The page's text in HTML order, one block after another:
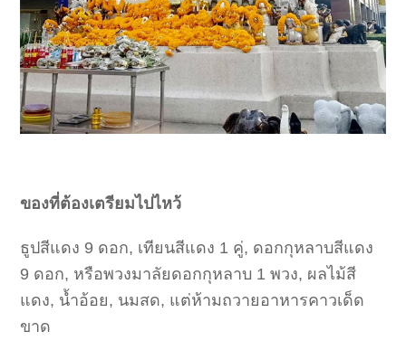
ของที่ต้องเตรียมไปไหว้
ธูปสีแดง 9 ดอก, เทียนสีแดง 1 คู่, ดอกกุหลาบสีแดง
9 ดอก, หรือพวงมาลัยดอกกุหลาบ 1 พวง, ผลไม้สี
แดง, น้ำอ้อย, นมสด, แต่ห้ามถวายอาหารคาวเด็ด
ขาด